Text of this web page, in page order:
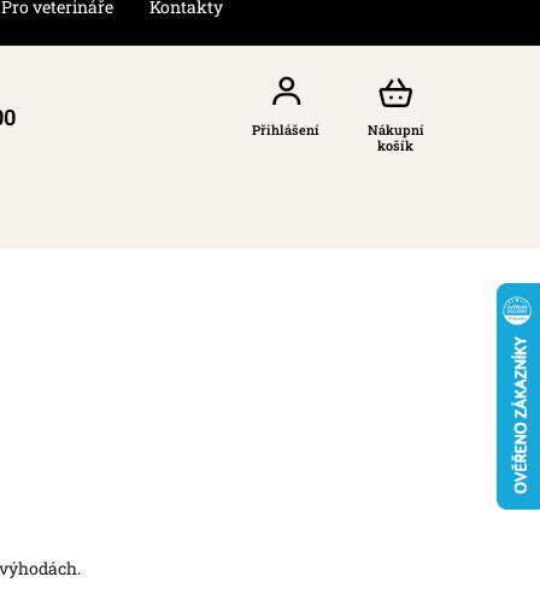
Pro veterináře
Kontakty
Nákupní
košík
Přihlášení